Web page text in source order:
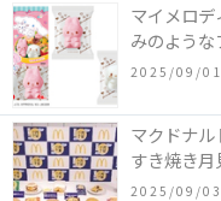
マイメロ
みのよう
ロール かま
2025/09/01
マクドナル
すき焼き
「月見マ
2025/09/03